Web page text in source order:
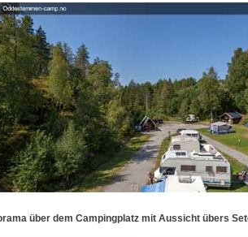
über dem Campingplatz mit Aussicht übers